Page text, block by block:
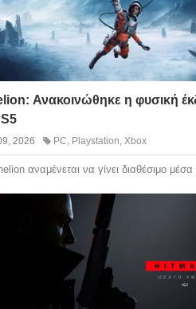
Ανακοινώθηκε η φυσική
2026 PC Playstation Xbox
αναμένεται να γίνει διαθέσιμο